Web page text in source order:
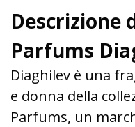
Descrizione
Parfums
Diaghilev è una
e donna della
Parfums, un